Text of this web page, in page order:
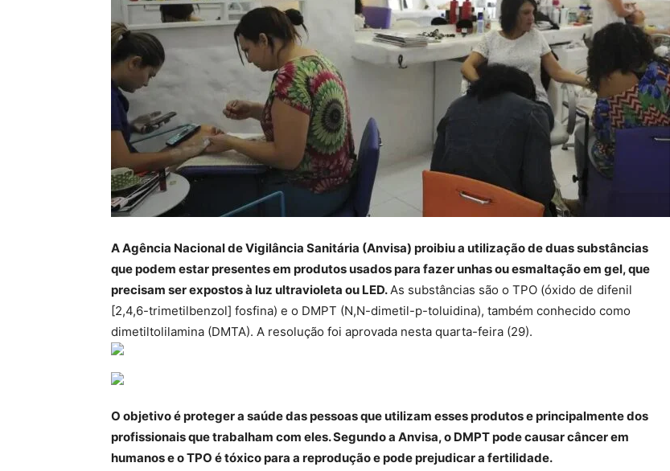
A Agência Nacional de Vigilância Sanitária (Anvisa) proibiu a utilização de duas substâncias
que podem estar presentes em produtos usados para fazer unhas ou esmaltação em gel, que
precisam ser expostos à luz ultravioleta ou LED.As substâncias são o TPO (óxido de difenil
[2,4,6-trimetilbenzol] fosfina) e o DMPT (N,N-dimetil-p-toluidina), também conhecido como
dimetiltolilamina (DMTA). A resolução foi aprovada nesta quarta-feira (29).
O objetivo é proteger a saúde das pessoas que utilizam esses produtos e principalmente dos
profissionais que trabalham com eles. Segundo a Anvisa, o DMPT pode causar câncer em
humanos e o TPO é tóxico para a reprodução e pode prejudicar a fertilidade.